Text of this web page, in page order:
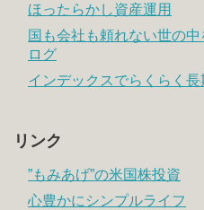
ほったらかし資産運用
国も会社も頼れない世の
ログ
インデックスでらくらく長
リンク
”もみあげ”の米国株投資
心豊かにシンプルライフ